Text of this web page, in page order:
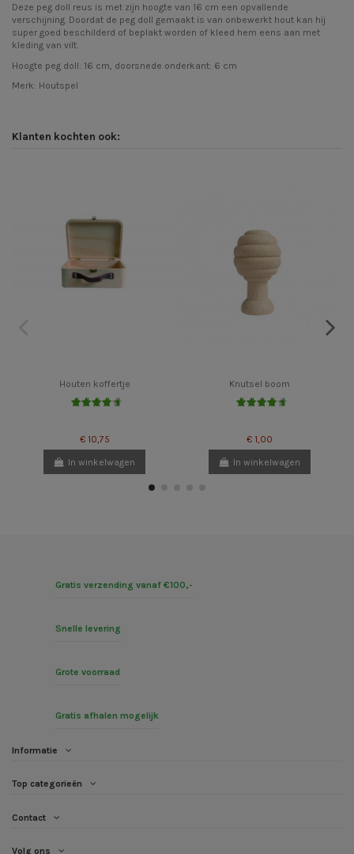
Deze peg doll reus is met zijn hoogte van 16 cm een opvallende
verschijning. Doordat de peg doll gemaakt is van onbewerkt hout kan hij
super goed beschilderd of beplakt worden of kleed hem eens aan met
kleding van vilt.
Hoogte peg doll: 16 cm, doorsnede onderkant: 6 cm
Merk: Houtspel
Klanten kochten ook:
Houten koffertje
€ 10,75
In winkelwagen
Knutsel boom
€ 1,00
In winkelwagen
Gratis verzending vanaf €100,-
Snelle levering
Grote voorraad
Gratis afhalen mogelijk
Informatie
Top categorieën
Contact
Volg ons